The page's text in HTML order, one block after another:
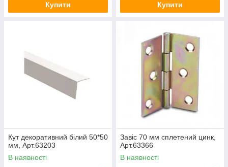
Купити Купити
Кут декоративний білий 50*50
мм, Арт.63203
В наявності
Завіс 70 мм сплетений цинк,
Арт.63366
В наявності